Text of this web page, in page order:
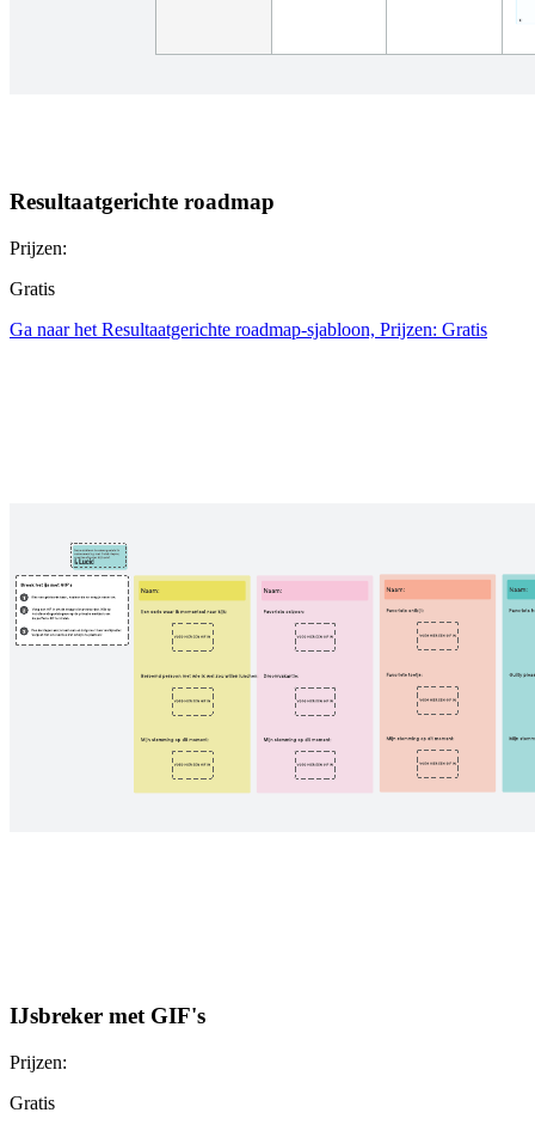
Resultaatgerichte roadmap
Prijzen:
Gratis
Ga naar het Resultaatgerichte roadmap-sjabloon, Prijzen: Gratis
IJsbreker met GIF's
Prijzen:
Gratis